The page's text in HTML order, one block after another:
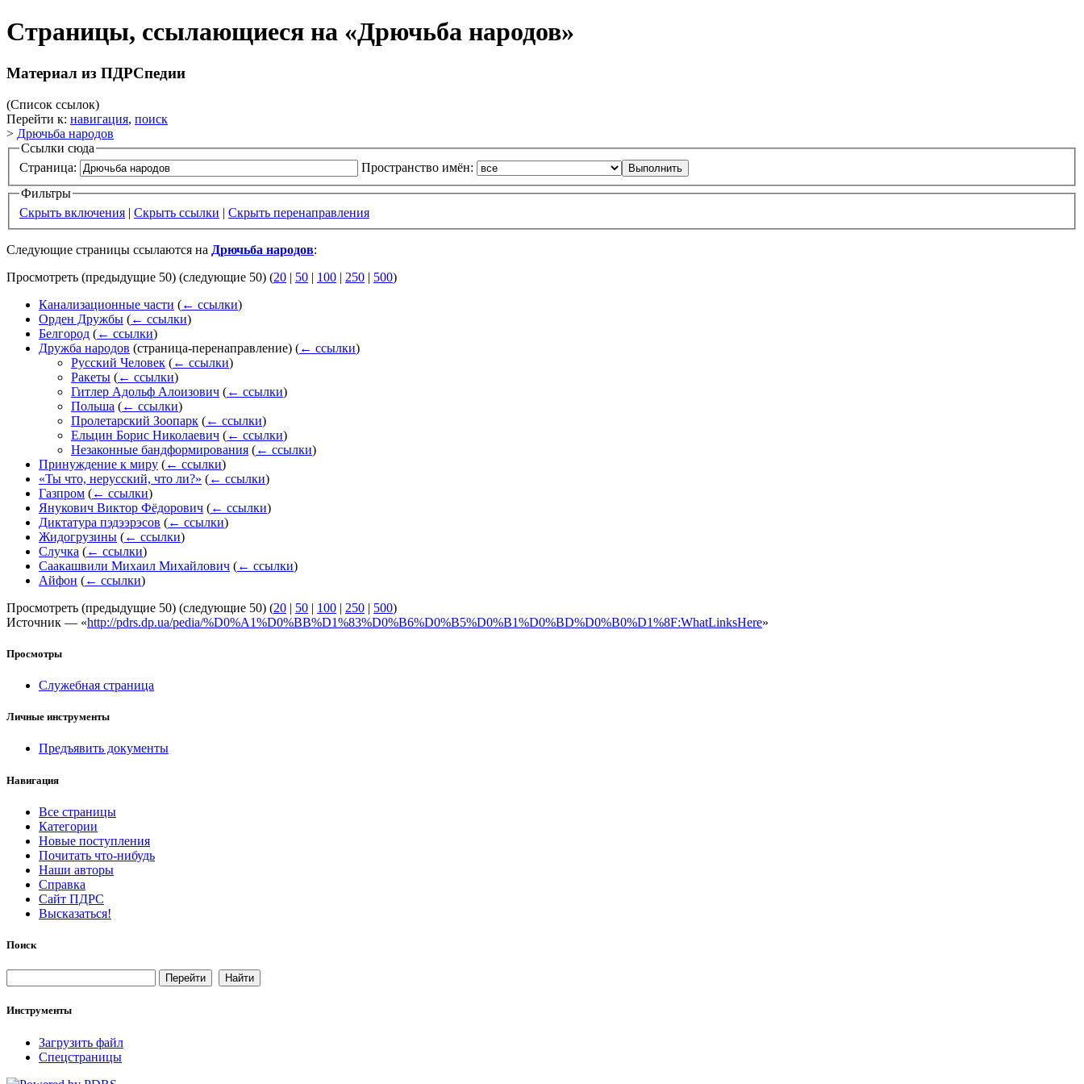
Страницы, ссылающиеся на «Дрючьба народов»
Материал из ПДРСпедии
(Список ссылок)
Перейти к: навигация, поиск
> Дрючьба народов
Ссылки сюда
Страница:
Пространство имён:
Фильтры
Скрыть включения | Скрыть ссылки | Скрыть перенаправления
Следующие страницы ссылаются на Дрючьба народов:
Просмотреть (предыдущие 50) (следующие 50) (20 | 50 | 100 | 250 | 500)
Канализационные части (← ссылки)
Орден Дружбы (← ссылки)
Белгород (← ссылки)
Дружба народов (страница-перенаправление) (← ссылки)
Русский Человек (← ссылки)
Ракеты (← ссылки)
Гитлер Адольф Алоизович (← ссылки)
Польша (← ссылки)
Пролетарский Зоопарк (← ссылки)
Ельцин Борис Николаевич (← ссылки)
Незаконные бандформирования (← ссылки)
Принуждение к миру (← ссылки)
«Ты что, нерусский, что ли?» (← ссылки)
Газпром (← ссылки)
Янукович Виктор Фёдорович (← ссылки)
Диктатура пэдээрэсов (← ссылки)
Жидогрузины (← ссылки)
Случка (← ссылки)
Саакашвили Михаил Михайлович (← ссылки)
Айфон (← ссылки)
Просмотреть (предыдущие 50) (следующие 50) (20 | 50 | 100 | 250 | 500)
Источник — «http://pdrs.dp.ua/pedia/%D0%A1%D0%BB%D1%83%D0%B6%D0%B5%D0%B1%D0%BD%D0%B0%D1%8F:WhatLinksHere»
Просмотры
Служебная страница
Личные инструменты
Предъявить документы
Навигация
Все страницы
Категории
Новые поступления
Почитать что-нибудь
Наши авторы
Справка
Сайт ПДРС
Высказаться!
Поиск
Инструменты
Загрузить файл
Спецстраницы